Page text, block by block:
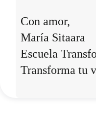
Con amor,
María Sitaara
Escuela
Transforma tu